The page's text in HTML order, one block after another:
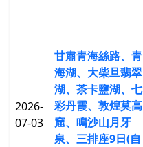
2026-
07-03
甘肅青海絲路、青
海湖、大柴旦翡翠
湖、茶卡鹽湖、七
彩丹霞、敦煌莫高
窟、鳴沙山月牙
泉、三排座9日(自